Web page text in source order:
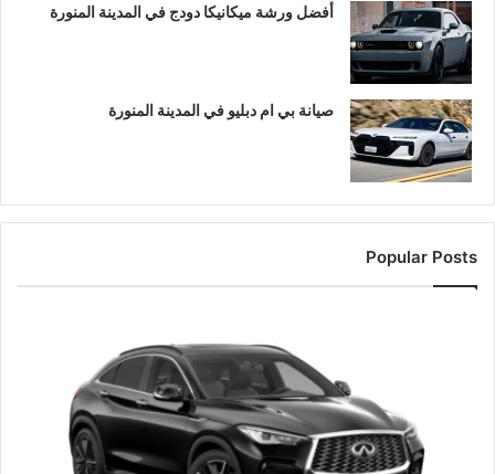
أفضل ورشة ميكانيكا دودج في المدينة المنورة
صيانة بي ام دبليو في المدينة المنورة
Popular Posts